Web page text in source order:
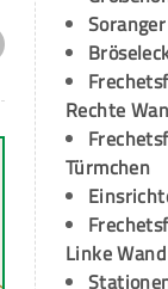
Rechte
Türmchen
Linke Wand